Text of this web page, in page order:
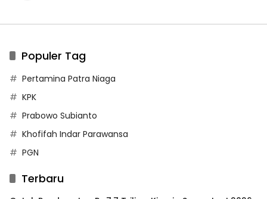
Populer Tag
Pertamina Patra Niaga
KPK
Prabowo Subianto
Khofifah Indar Parawansa
PGN
Terbaru